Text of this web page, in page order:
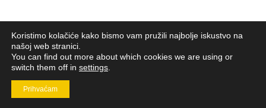
Lungomare d.o.o.2023. Sva prava pridržana |
uvjeti poslovanja
Koristimo kolačiće kako bismo vam pružili najbolje iskustvo na
našoj web stranici.
You can find out more about which cookies we are using or
switch them off in settings
Prihvaćam